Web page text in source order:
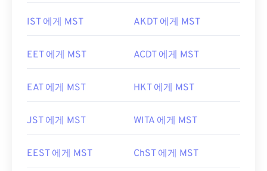
IST 에게 MST AKDT 에게 MST
EET 에게 MST ACDT 에게 MST
EAT 에게 MST HKT 에게 MST
JST 에게 MST WITA 에게 MST
EEST 에게 MST ChST 에게 MST